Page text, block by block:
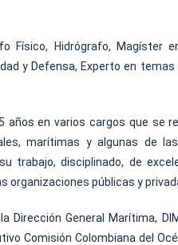
Físico, Hidrógrafo, Magíster
y Defensa, Experto en
años en varios cargos que se
marítimas y algunas de
trabajo, disciplinado, de
organizaciones públicas y
General Marítima,
Comisión Colombiana del